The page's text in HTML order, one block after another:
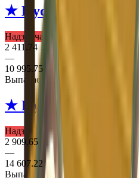
★ Hydra Gloves
Надзвичайне Рукавички
2 411.74
—
10 995.75
Выпадает из 2 кейсів
★ Hydra Gloves
Надзвичайне Рукавички
2 909.65
—
14 607.22
Выпадает из 2 кейсів